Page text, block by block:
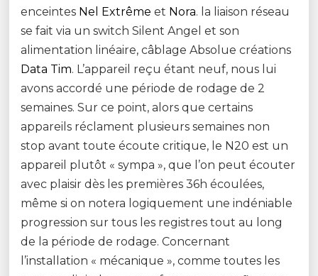
enceintes Nel Extrême et Nora. la liaison réseau
se fait via un switch Silent Angel et son
alimentation linéaire, câblage Absolue créations
Data Tim. L’appareil reçu étant neuf, nous lui
avons accordé une période de rodage de 2
semaines. Sur ce point, alors que certains
appareils réclament plusieurs semaines non
stop avant toute écoute critique, le N20 est un
appareil plutôt « sympa », que l’on peut écouter
avec plaisir dès les premières 36h écoulées,
même si on notera logiquement une indéniable
progression sur tous les registres tout au long
de la période de rodage. Concernant
l’installation « mécanique », comme toutes les